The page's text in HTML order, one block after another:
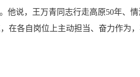
他说，王万青同志行走高原50年
各自岗位上主动担当、奋力作为，